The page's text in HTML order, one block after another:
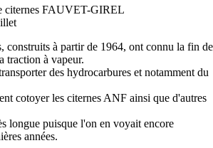
citernes FAUVET-GIREL
construits à partir de 1964, ont connu la fin de
traction à vapeur.
des hydrocarbures et notamment du
cotoyer les citernes ANF ainsi que d'autres
longue puisque l'on en voyait encore
années.